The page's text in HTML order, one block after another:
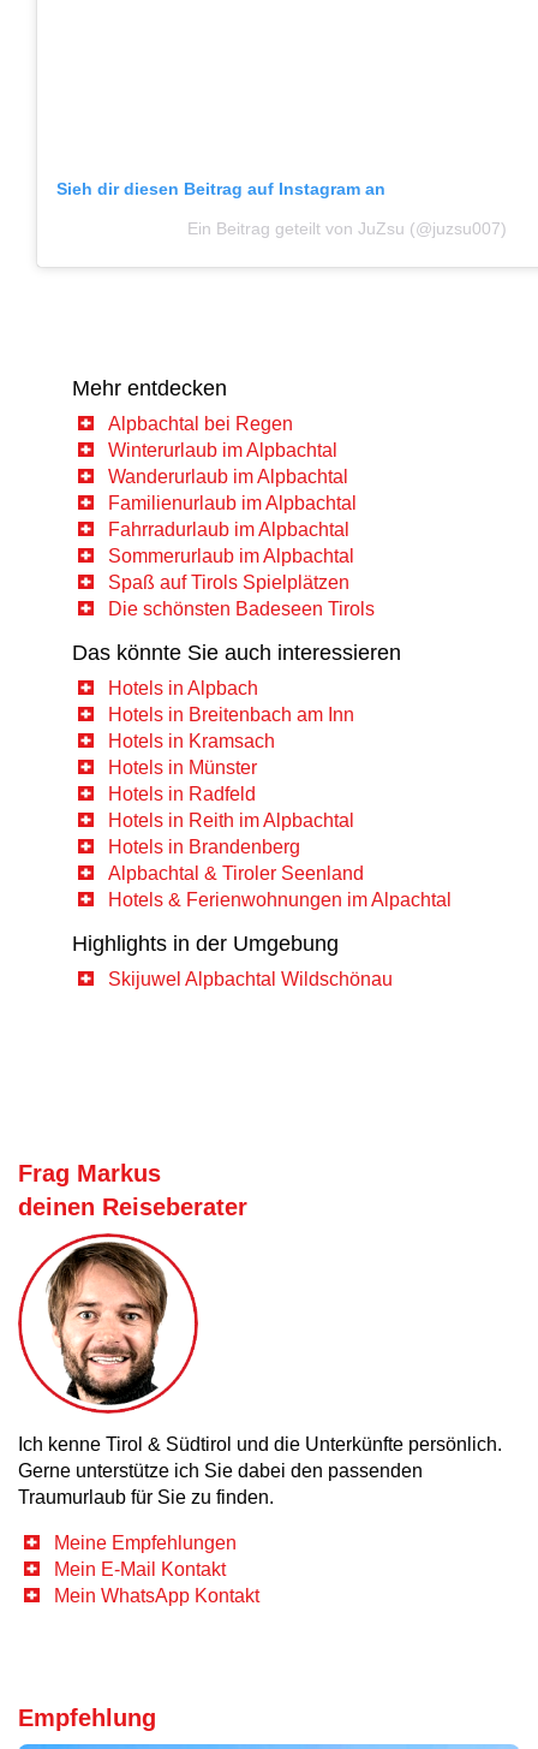
Sieh dir diesen Beitrag auf Instagram an
Ein Beitrag geteilt von JuZsu (@juzsu007)
Mehr entdecken
Alpbachtal bei Regen
Winterurlaub im Alpbachtal
Wanderurlaub im Alpbachtal
Familienurlaub im Alpbachtal
Fahrradurlaub im Alpbachtal
Sommerurlaub im Alpbachtal
Spaß auf Tirols Spielplätzen
Die schönsten Badeseen Tirols
Das könnte Sie auch interessieren
Hotels in Alpbach
Hotels in Breitenbach am Inn
Hotels in Kramsach
Hotels in Münster
Hotels in Radfeld
Hotels in Reith im Alpbachtal
Hotels in Brandenberg
Alpbachtal & Tiroler Seenland
Hotels & Ferienwohnungen im Alpachtal
Highlights in der Umgebung
Skijuwel Alpbachtal Wildschönau
Frag Markus
deinen Reiseberater
Ich kenne Tirol & Südtirol und die Unterkünfte persönlich.
Gerne unterstütze ich Sie dabei den passenden
Traumurlaub für Sie zu finden.
Meine Empfehlungen
Mein E-Mail Kontakt
Mein WhatsApp Kontakt
Empfehlung